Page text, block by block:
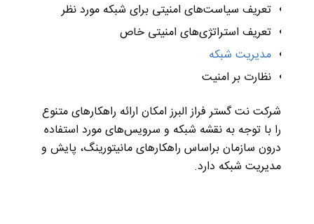
تعریف سیاست‌های امنیتی برای شبکه مورد نظر
تعریف استراتژی‌های امنیتی خاص
مدیریت شبکه
نظارت بر امنیت
شرکت نت گستر فراز البرز امکان ارائه راهکارهای متنوع
را با توجه به نقشه شبکه و سرویس‌های مورد استفاده
درون سازمان براساس راهکارهای مانیتورینگ، پایش و
مدیریت شبکه دارد.